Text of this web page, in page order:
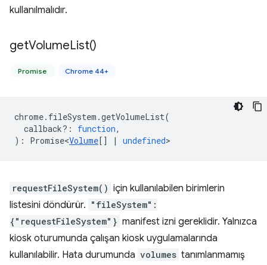
kullanılmalıdır.
getVolumeList()
Promise Chrome 44+
chrome. fileSystem .getVolumeList(
callback? : function,
) : Promise<Volume[] | undefined>
requestFileSystem() için kullanılabilen birimlerin
listesini döndürür. "fileSystem":
{"requestFileSystem"} manifest izni gereklidir. Yalnızca
kiosk oturumunda çalışan kiosk uygulamalarında
kullanılabilir. Hata durumunda volumes tanımlanmamış